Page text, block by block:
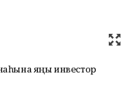
яңы инвестор